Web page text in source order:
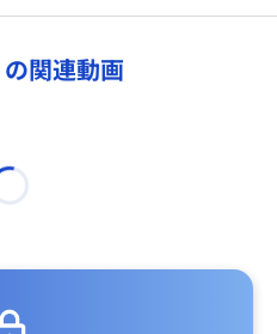
関連動画